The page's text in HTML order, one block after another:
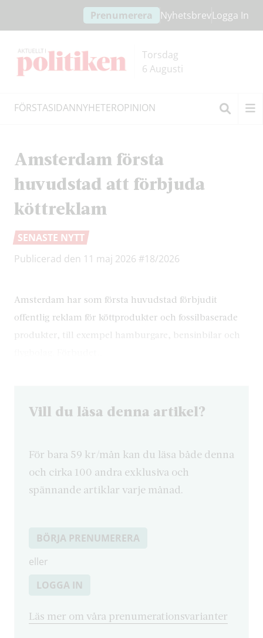
innehållet
headern
Prenumerera NyhetsbrevLogga In
Torsdag
6 Augusti
FÖRSTASIDANNYHETEROPINION
Amsterdam första
huvudstad att förbjuda
köttreklam
SENASTE NYTT
Publicerad den 11 maj 2026 #18/2026
Amsterdam har som första huvudstad förbjudit
offentlig reklam för köttprodukter och fossilbaserade
produkter, till exempel hamburgare, bensinbilar och
Vill du läsa denna artikel?
För bara 59 kr/mån kan du läsa både denna
och cirka 100 andra exklusiva och
spännande artiklar varje månad.
BÖRJA PRENUMERERA
eller
LOGGA IN
Läs mer om våra prenumerationsvarianter